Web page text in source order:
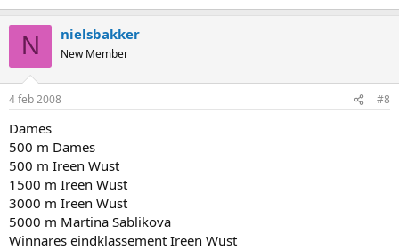
N nielsbakker
New Member
4 feb 2008 #8
Dames
500 m Dames
500 m Ireen Wust
1500 m Ireen Wust
3000 m Ireen Wust
5000 m Martina Sablikova
Winnares eindklassement Ireen Wust